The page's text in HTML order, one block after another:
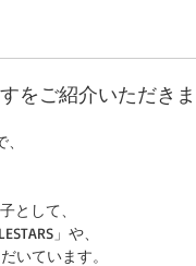
をご紹介いただきま
、
として、
」や、
いています。